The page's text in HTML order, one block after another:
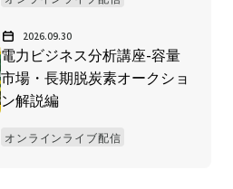
2026.09.30
電力ビジネス分析講座-容量
市場・長期脱炭素オークショ
ン解説編
オンラインライブ配信